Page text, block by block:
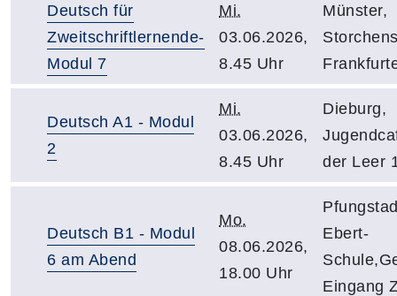
Deutsch für
Zweitschriftlernende-
Modul 7
Mi.
03.06.2026,
8.45 Uhr
Münster,
Deutsch A1 - Modul
2
Mi.
03.06.2026,
8.45 Uhr
Dieburg,
der Leer
Deutsch B1 - Modul
6 am Abend
Mo.
08.06.2026,
18.00 Uhr
Ebert-
Eingang